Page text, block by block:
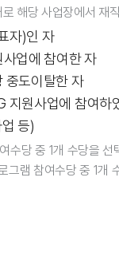
해당 사업장에서 재
자)인 자
업에 참여한 자
중도이탈한 자
지원사업에 참여하
등)
수당 중 1개 수당을 선
램 참여수당 중 1개